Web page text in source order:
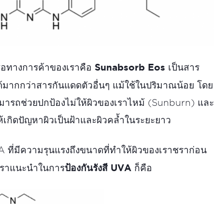
ทางการค้าของเราคือ Sunabsorb Eos เป็นสาร
มากกว่าสารกันแดดตัวอื่นๆ แม้ใช้ในปริมาณน้อย โดย
รถช่วยปกป้องไม่ให้ผิวของเราไหม้ (Sunburn) และ
กิดปัญหาผิวเป็นฝ้าและผิวคล้ำในระยะยาว
ที่มีความรุนแรงถึงขนาดที่ทำให้ผิวของเราชราก่อน
แนะนำในการป้องกันรังสี UVA ก็คือ